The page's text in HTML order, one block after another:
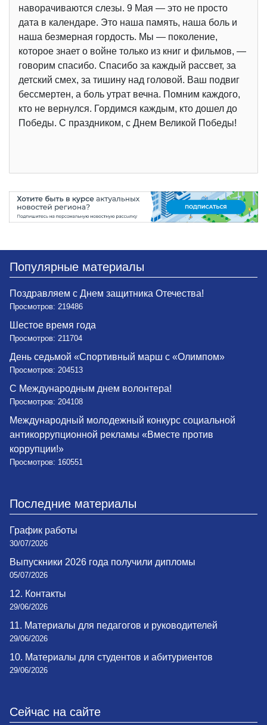
наворачиваются слезы. 9 Мая — это не просто
дата в календаре. Это наша память, наша боль и
наша безмерная гордость. Мы — поколение,
которое знает о войне только из книг и фильмов, —
говорим спасибо. Спасибо за каждый рассвет, за
детский смех, за тишину над головой. Ваш подвиг
бессмертен, а боль утрат вечна. Помним каждого,
кто не вернулся. Гордимся каждым, кто дошел до
Победы. С праздником, с Днем Великой Победы!
Популярные материалы
Поздравляем с Днем защитника Отечества!
Просмотров: 219486
Шестое время года
Просмотров: 211704
День седьмой «Спортивный марш с «Олимпом»
Просмотров: 204513
С Международным днем волонтера!
Просмотров: 204108
Международный молодежный конкурс социальной
антикоррупционной рекламы «Вместе против
коррупции!»
Просмотров: 160551
Последние материалы
График работы
30/07/2026
Выпускники 2026 года получили дипломы
05/07/2026
12. Контакты
29/06/2026
11. Материалы для педагогов и руководителей
29/06/2026
10. Материалы для студентов и абитуриентов
29/06/2026
Сейчас на сайте